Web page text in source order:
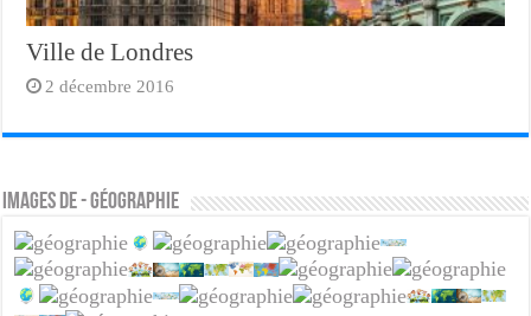
Ville de Londres
2 décembre 2016
Images de - Géographie